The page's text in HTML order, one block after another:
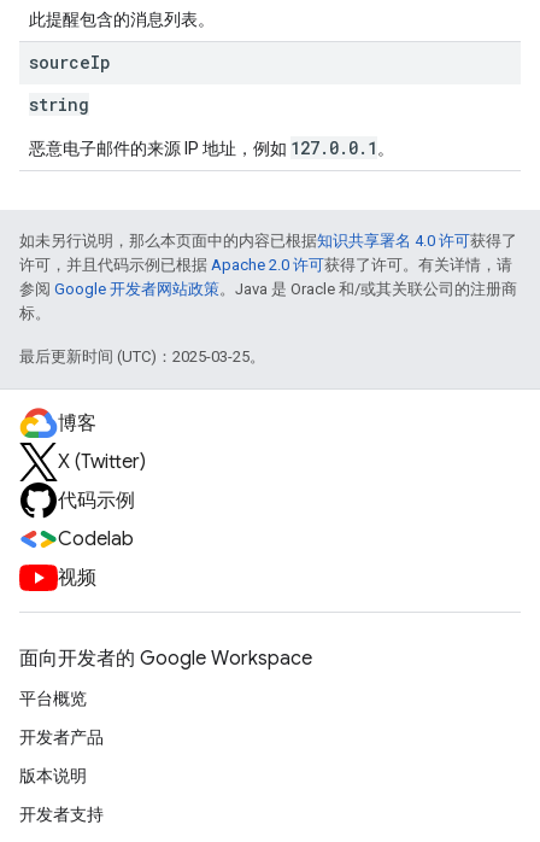
此提醒包含的消息列表。
sourceIp
string
恶意电子邮件的来源 IP 地址，例如 127.0.0.1 。
如未另行说明，那么本页面中的内容已根据知识共享署名 4.0 许可获得了
许可，并且代码示例已根据 Apache 2.0 许可获得了许可。有关详情，请
参阅 Google 开发者网站政策。Java 是 Oracle 和/或其关联公司的注册商
标。
最后更新时间 (UTC)：2025-03-25。
博客
X (Twitter)
代码示例
Codelab
视频
面向开发者的 Google Workspace
平台概览
开发者产品
版本说明
开发者支持